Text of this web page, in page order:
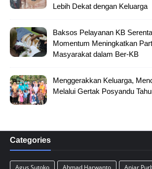
Lebih Dekat dengan Keluarga
Baksos Pelayanan KB
Momentum Meningkatkan
Masyarakat dalam Ber-KB
Menggerakkan Keluarga,
Melalui Gertak Posyandu
Categories
Agus Sutoko Ahmad Harwanto
Anjar